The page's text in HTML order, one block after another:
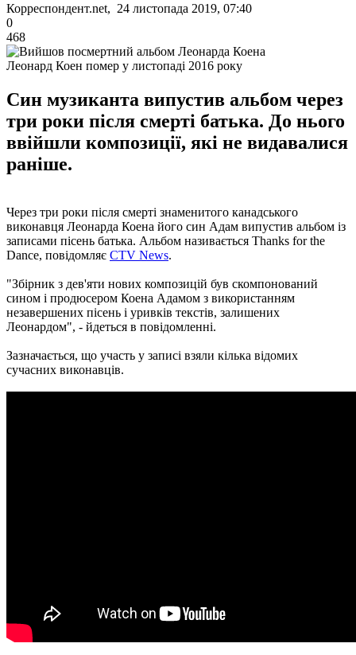
Корреспондент.net, 24 листопада 2019, 07:40
0
468
Леонард Коен помер у листопаді 2016 року
Син музиканта випустив альбом через
три роки після смерті батька. До нього
ввійшли композиції, які не видавалися
раніше.
Через три роки після смерті знаменитого канадського
виконавця Леонарда Коена його син Адам випустив альбом із
записами пісень батька. Альбом називається Thanks for the
Dance, повідомляє CTV News.
"Збірник з дев'яти нових композицій був скомпонований
сином і продюсером Коена Адамом з використанням
незавершених пісень і уривків текстів, залишених
Леонардом", - йдеться в повідомленні.
Зазначається, що участь у записі взяли кілька відомих
сучасних виконавців.